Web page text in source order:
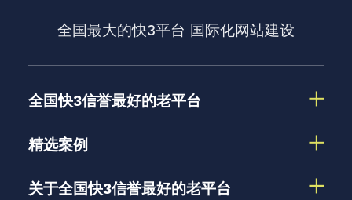
全国最大的快3平台 国际化网站建设
全国快3信誉最好的老平台
精选案例
关于全国快3信誉最好的老平台